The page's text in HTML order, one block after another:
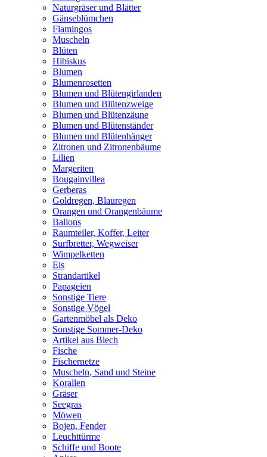
Naturgräser und Blätter
Gänseblümchen
Flamingos
Muscheln
Blüten
Hibiskus
Blumen
Blumenrosetten
Blumen und Blütengirlanden
Blumen und Blütenzweige
Blumen und Blütenzäune
Blumen und Blütenständer
Blumen und Blütenhänger
Zitronen und Zitronenbäume
Lilien
Margeriten
Bougainvillea
Gerberas
Goldregen, Blauregen
Orangen und Orangenbäume
Ballons
Raumteiler, Koffer, Leiter
Surfbretter, Wegweiser
Wimpelketten
Eis
Strandartikel
Papageien
Sonstige Tiere
Sonstige Vögel
Gartenmöbel als Deko
Sonstige Sommer-Deko
Artikel aus Blech
Fische
Fischernetze
Muscheln, Sand und Steine
Korallen
Gräser
Seegras
Möwen
Bojen, Fender
Leuchttürme
Schiffe und Boote